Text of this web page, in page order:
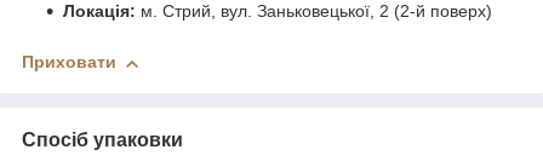
Локація: м. Стрий, вул. Заньковецької, 2 (2-й поверх)
Приховати
Спосіб упаковки